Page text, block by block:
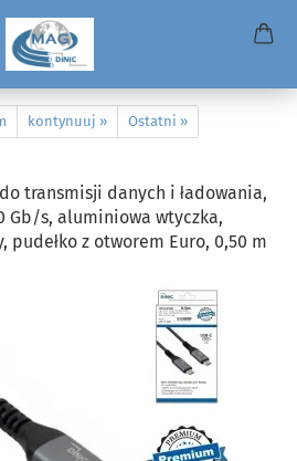
kontynuuj »
Ostatni »
transmisji danych i ładowania,
Gb/s, aluminiowa wtyczka,
pudełko z otworem Euro, 0,50 m